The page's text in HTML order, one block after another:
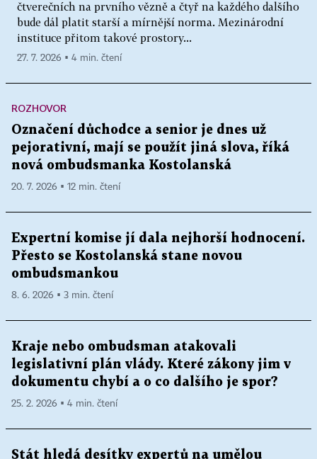
čtverečních na prvního vězně a čtyř na každého dalšího
bude dál platit starší a mírnější norma. Mezinárodní
instituce přitom takové prostory...
27. 7. 2026 ▪ 4 min. čtení
ROZHOVOR
Označení důchodce a senior je dnes už
pejorativní, mají se použít jiná slova, říká
nová ombudsmanka Kostolanská
20. 7. 2026 ▪ 12 min. čtení
Expertní komise jí dala nejhorší hodnocení.
Přesto se Kostolanská stane novou
ombudsmankou
8. 6. 2026 ▪ 3 min. čtení
Kraje nebo ombudsman atakovali
legislativní plán vlády. Které zákony jim v
dokumentu chybí a o co dalšího je spor?
25. 2. 2026 ▪ 4 min. čtení
Stát hledá desítky expertů na umělou